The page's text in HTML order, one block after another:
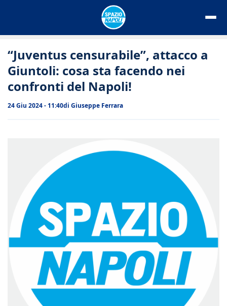
“Juventus censurabile”, attacco a
Giuntoli: cosa sta facendo nei
confronti del Napoli!
24 Giu 2024 - 11:40di Giuseppe Ferrara